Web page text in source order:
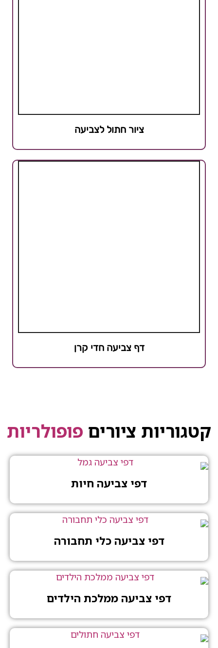
ציור חתול לצביעה
דף צביעה חדי קרן
ציוריםפופולריות
דפי צביעה חיות
דפי צביעה כלי תחבורה
דפי צביעה ממלכת הילדים